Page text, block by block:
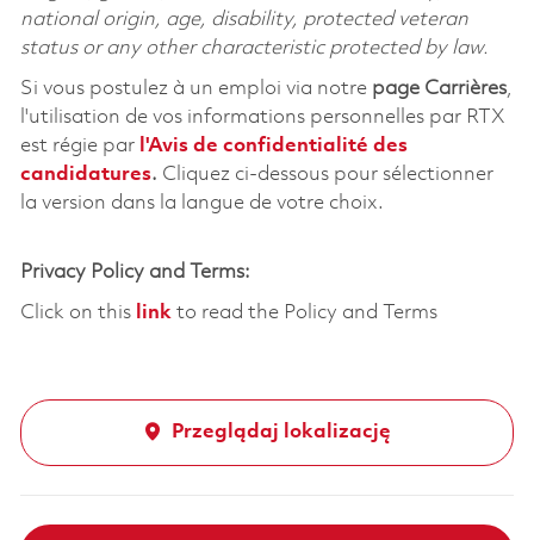
national origin, age, disability, protected veteran
status or any other characteristic protected by law.
Si vous postulez à un emploi via notre page Carrières,
l'utilisation de vos informations personnelles par RTX
est régie par l'Avis de confidentialité des
candidatures. Cliquez ci-dessous pour sélectionner
la version dans la langue de votre choix.
Privacy Policy and Terms:
Click on this linkto read the Policy and Terms
Przeglądaj lokalizację